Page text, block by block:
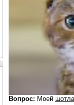
Вопрос: Моей